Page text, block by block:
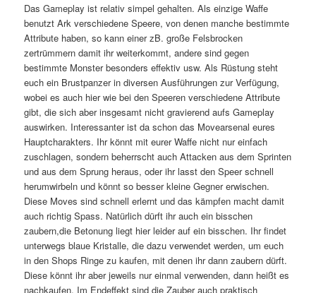
Das Gameplay ist relativ simpel gehalten. Als einzige Waffe
benutzt Ark verschiedene Speere, von denen manche bestimmte
Attribute haben, so kann einer zB. große Felsbrocken
zertrümmern damit ihr weiterkommt, andere sind gegen
bestimmte Monster besonders effektiv usw. Als Rüstung steht
euch ein Brustpanzer in diversen Ausführungen zur Verfügung,
wobei es auch hier wie bei den Speeren verschiedene Attribute
gibt, die sich aber insgesamt nicht gravierend aufs Gameplay
auswirken. Interessanter ist da schon das Movearsenal eures
Hauptcharakters. Ihr könnt mit eurer Waffe nicht nur einfach
zuschlagen, sondern beherrscht auch Attacken aus dem Sprinten
und aus dem Sprung heraus, oder ihr lasst den Speer schnell
herumwirbeln und könnt so besser kleine Gegner erwischen.
Diese Moves sind schnell erlernt und das kämpfen macht damit
auch richtig Spass. Natürlich dürft ihr auch ein bisschen
zaubern,die Betonung liegt hier leider auf ein bisschen. Ihr findet
unterwegs blaue Kristalle, die dazu verwendet werden, um euch
in den Shops Ringe zu kaufen, mit denen ihr dann zaubern dürft.
Diese könnt ihr aber jeweils nur einmal verwenden, dann heißt es
nachkaufen. Im Endeffekt sind die Zauber auch praktisch